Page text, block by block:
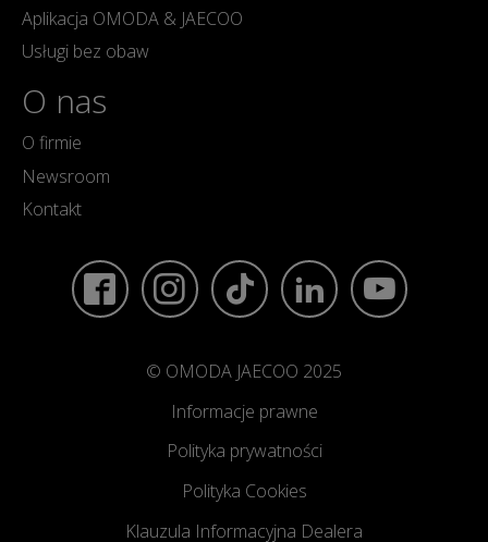
Aplikacja OMODA & JAECOO
Usługi bez obaw
O nas
O firmie
Newsroom
Kontakt
© OMODA JAECOO 2025
Informacje prawne
Polityka prywatności
Polityka Cookies
Klauzula Informacyjna Dealera